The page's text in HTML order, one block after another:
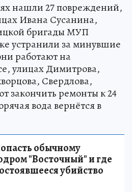
нашли 27 повреждений,
Ивана Сусанина,
бригады МУП
устранили за минувшие
работают на
улицах Димитрова,
Свердлова,
закончить ремонты к 24
вода вернётся в
обычному
"Восточный" и где
убийство